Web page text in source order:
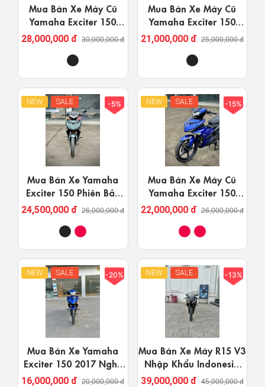
Mua Bán Xe Máy Cũ
Yamaha Exciter 150
2023 Nghệ An Giá Rẻ
28,000,000 đ 30,000,000 đ
Mua Bán Xe Máy Cũ
Yamaha Exciter 150
2019 Nghệ An Giá Rẻ
21,000,000 đ 25,000,000 đ
NEW SALE -5%
Mua Bán Xe Yamaha
Exciter 150 Phiên Bản
Giới Hạn Giá Rẻ Uy Tín
24,500,000 đ 26,000,000 đ
NEW SALE -15%
Mua Bán Xe Máy Cũ
Yamaha Exciter 150
2021 Nghệ An Giá Rẻ
Uy Tín
22,000,000 đ 26,000,000 đ
NEW SALE -20%
Mua Bán Xe Yamaha
Exciter 150 2017 Nghệ
An Giá Rẻ Uy Tín
16,000,000 đ 20,000,000 đ
NEW SALE -13%
Mua Bán Xe Máy R15 V3
Nhập Khẩu Indonesia
Tại Nghệ An
39,000,000 đ 45,000,000 đ